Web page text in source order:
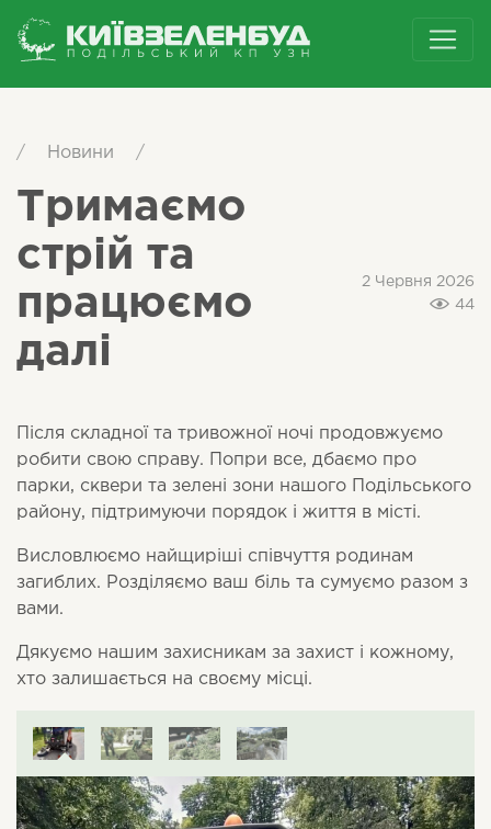
/ Новини /
Тримаємо
стрій та
працюємо
далі
2 Червня 2026
44
Після складної та тривожної ночі продовжуємо
робити свою справу. Попри все, дбаємо про
парки, сквери та зелені зони нашого Подільського
району, підтримуючи порядок і життя в місті.
Висловлюємо найщиріші співчуття родинам
загиблих. Розділяємо ваш біль та сумуємо разом з
вами.
Дякуємо нашим захисникам за захист і кожному,
хто залишається на своєму місці.